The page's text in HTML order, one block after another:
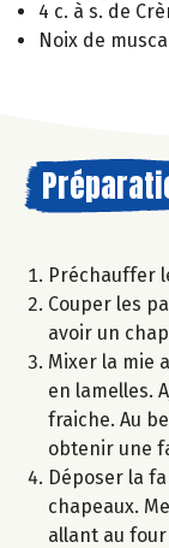
4 c. à s. de
Noix de
Préchauffer
Couper les
avoir un
Mixer la mie
en lamelles.
fraiche. Au
obtenir une
Déposer la
chapeaux.
allant au